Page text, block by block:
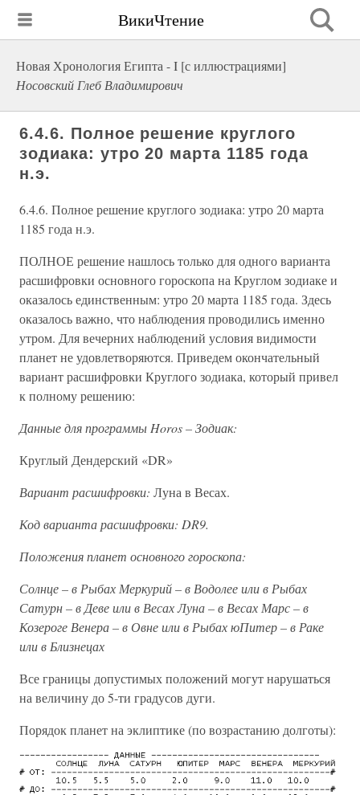
ВикиЧтение
Новая Хронология Египта - I [с иллюстрациями]
Носовский Глеб Владимирович
6.4.6. Полное решение круглого
зодиака: утро 20 марта 1185 года
н.э.
6.4.6. Полное решение круглого зодиака: утро 20 марта
1185 года н.э.
ПОЛНОЕ решение нашлось только для одного варианта
расшифровки основного гороскопа на Круглом зодиаке и
оказалось единственным: утро 20 марта 1185 года. Здесь
оказалось важно, что наблюдения проводились именно
утром. Для вечерних наблюдений условия видимости
планет не удовлетворяются. Приведем окончательный
вариант расшифровки Круглого зодиака, который привел
к полному решению:
Данные для программы Horos – Зодиак:
Круглый Дендерский «DR»
Вариант расшифровки: Луна в Весах.
Код варианта расшифровки: DR9.
Положения планет основного гороскопа:
Солнце – в Рыбах Меркурий – в Водолее или в Рыбах
Сатурн – в Деве или в Весах Луна – в Весах Марс – в
Козероге Венера – в Овне или в Рыбах юПитер – в Раке
или в Близнецах
Все границы допустимых положений могут нарушаться
на величину до 5-ти градусов дуги.
Порядок планет на эклиптике (по возрастанию долготы):